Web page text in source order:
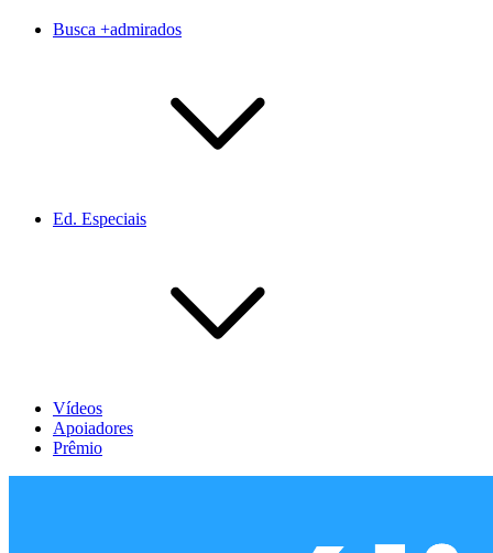
Busca +admirados
Ed. Especiais
Vídeos
Apoiadores
Prêmio